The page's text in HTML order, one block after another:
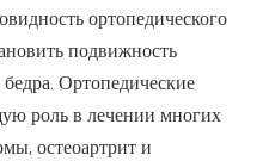
ортопедического
подвижность
Ортопедические
роль в лечении многих
остеоартрит и